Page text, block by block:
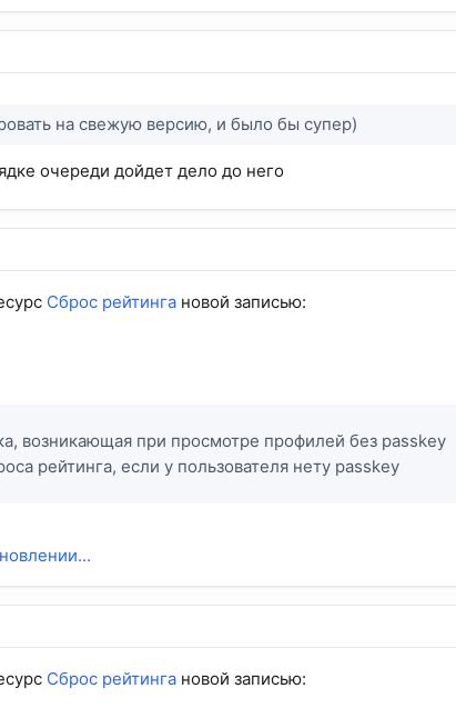
на свежую версию, и было бы супер)
очереди дойдет дело до него
Сброс рейтинга новой записью:
возникающая при просмотре профилей без passkey
рейтинга, если у пользователя нету passkey
Сброс рейтинга новой записью: